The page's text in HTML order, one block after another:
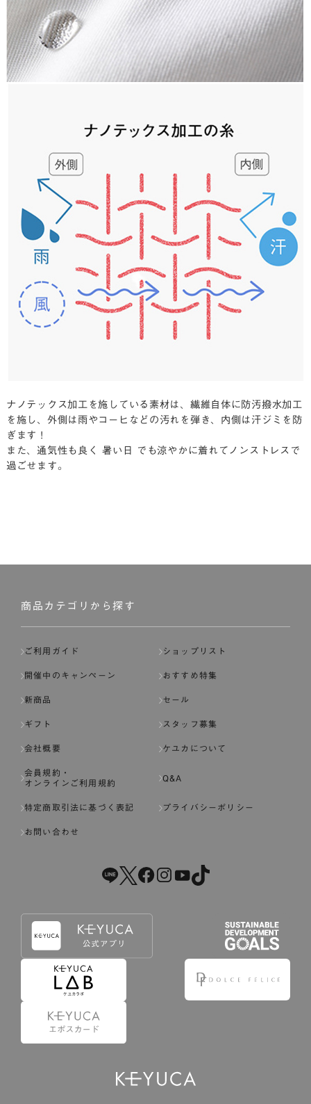
ナノテックス加工を施している素材は、繊維自体に防汚撥水加工
を施し、 外側は雨やコーヒなどの汚れを弾き、内側は汗ジミを防
ぎます！
また、通気性も良く 暑い日 でも涼やかに着れてノンストレスで
過ごせます。
商品カテゴリから探す
ご利用ガイド ショップリスト
開催中のキャンペーン おすすめ特集
新商品 セール
ギフト スタッフ募集
会社概要 ケユカについて
会員規約・
オンラインご利用規約
Q&A
特定商取引法に基づく表記 プライバシーポリシー
お問い合わせ